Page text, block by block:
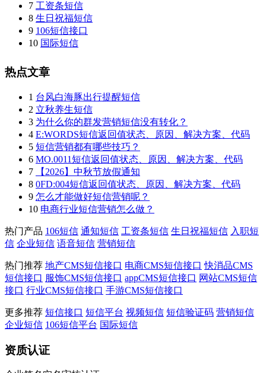
7 工资条短信
8 生日祝福短信
9 106短信接口
10 国际短信
热点文章
1 台风白海豚出行提醒短信
2 立秋养生短信
3 为什么你的群发营销短信没有转化？
4 E:WORDS短信返回值状态、原因、解决方案、代码
5 短信营销都有哪些技巧？
6 MO.0011短信返回值状态、原因、解决方案、代码
7
【2026】中秋节放假通知
8 0FD:004短信返回值状态、原因、解决方案、代码
9 怎么才能做好短信营销呢？
10 电商行业短信营销怎么做？
热门产品 106短信 通知短信 工资条短信 生日祝福短信 入职短
信 企业短信 语音短信 营销短信
热门推荐 地产CMS短信接口 电商CMS短信接口 快消品CMS
短信接口 服饰CMS短信接口 appCMS短信接口 网站CMS短信
接口 行业CMS短信接口 手游CMS短信接口
更多推荐 短信接口 短信平台 视频短信 短信验证码 营销短信
企业短信 106短信平台 国际短信
资质认证